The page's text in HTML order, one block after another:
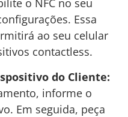
o NFC no seu
Essa
ao seu celular
contactless.
do Cliente:
informe o
Em seguida, peça